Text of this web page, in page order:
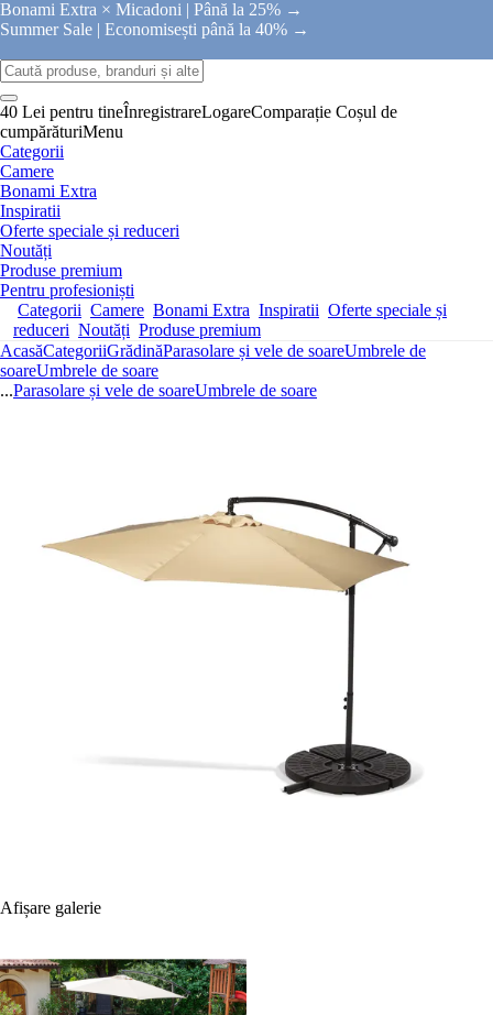
Bonami Extra × Micadoni | Până la 25% →
Summer Sale | Economisești până la 40% →
40 Lei pentru tineÎnregistrareLogareComparație Coșul de
cumpărăturiMenu
Categorii
Camere
Bonami Extra
Inspiratii
Oferte speciale și reduceri
Noutăți
Produse premium
Pentru profesioniști
Categorii Camere Bonami Extra Inspiratii Oferte speciale și
reduceri Noutăți Produse premium
AcasăCategoriiGrădinăParasolare și vele de soareUmbrele de
soareUmbrele de soare
...Parasolare și vele de soareUmbrele de soare
Afișare galerie